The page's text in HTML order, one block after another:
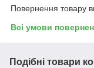
Повернення товару
Всі умови
Подібні товари